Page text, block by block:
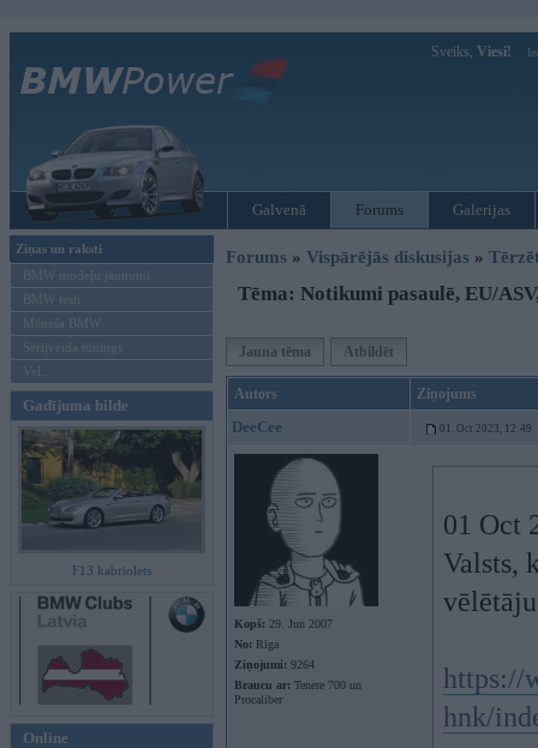
Sveiks, Viesi!
Galvenā Forums Galerijas
Ziņas un raksti
BMW modeļu jaunumi
BMW testi
Mēneša BMW
Sērijveida tūnings
Vel...
Gadījuma bilde
F13 kabriolets
Online
Forums » Vispārējās diskusijas »
Tēma: Notikumi pasaulē, EU/
Jauna tēma Atbildēt
Autors Ziņojums
DeeCee 01. Oct 2023, 12:49
Kopš: 29. Jun 2007
No: Rīga
Ziņojumi: 9264
Braucu ar: Tenere 700 un
Procaliber
01 Oct
Valsts,
https://
hnk/